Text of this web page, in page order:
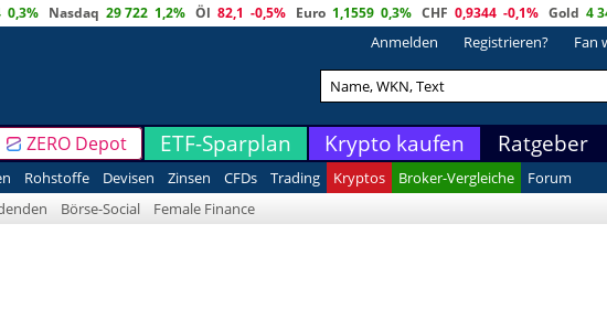
0,3% Nasdaq 29 722 1,2% Öl 82,1 -0,5% Euro 1,1559 0,3% CHF 0,9344 -0,1% Gold 4
Anmelden Registrieren? Fan
ZERO Depot ETF-Sparplan Krypto kaufen Ratgeber
Rohstoffe Devisen Zinsen CFDs Trading Kryptos Broker-Vergleiche
Forum
Börse-Social Female Finance